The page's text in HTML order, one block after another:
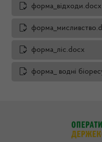
форма_відходи.docx
форма_ліс.docx
форма_ водні